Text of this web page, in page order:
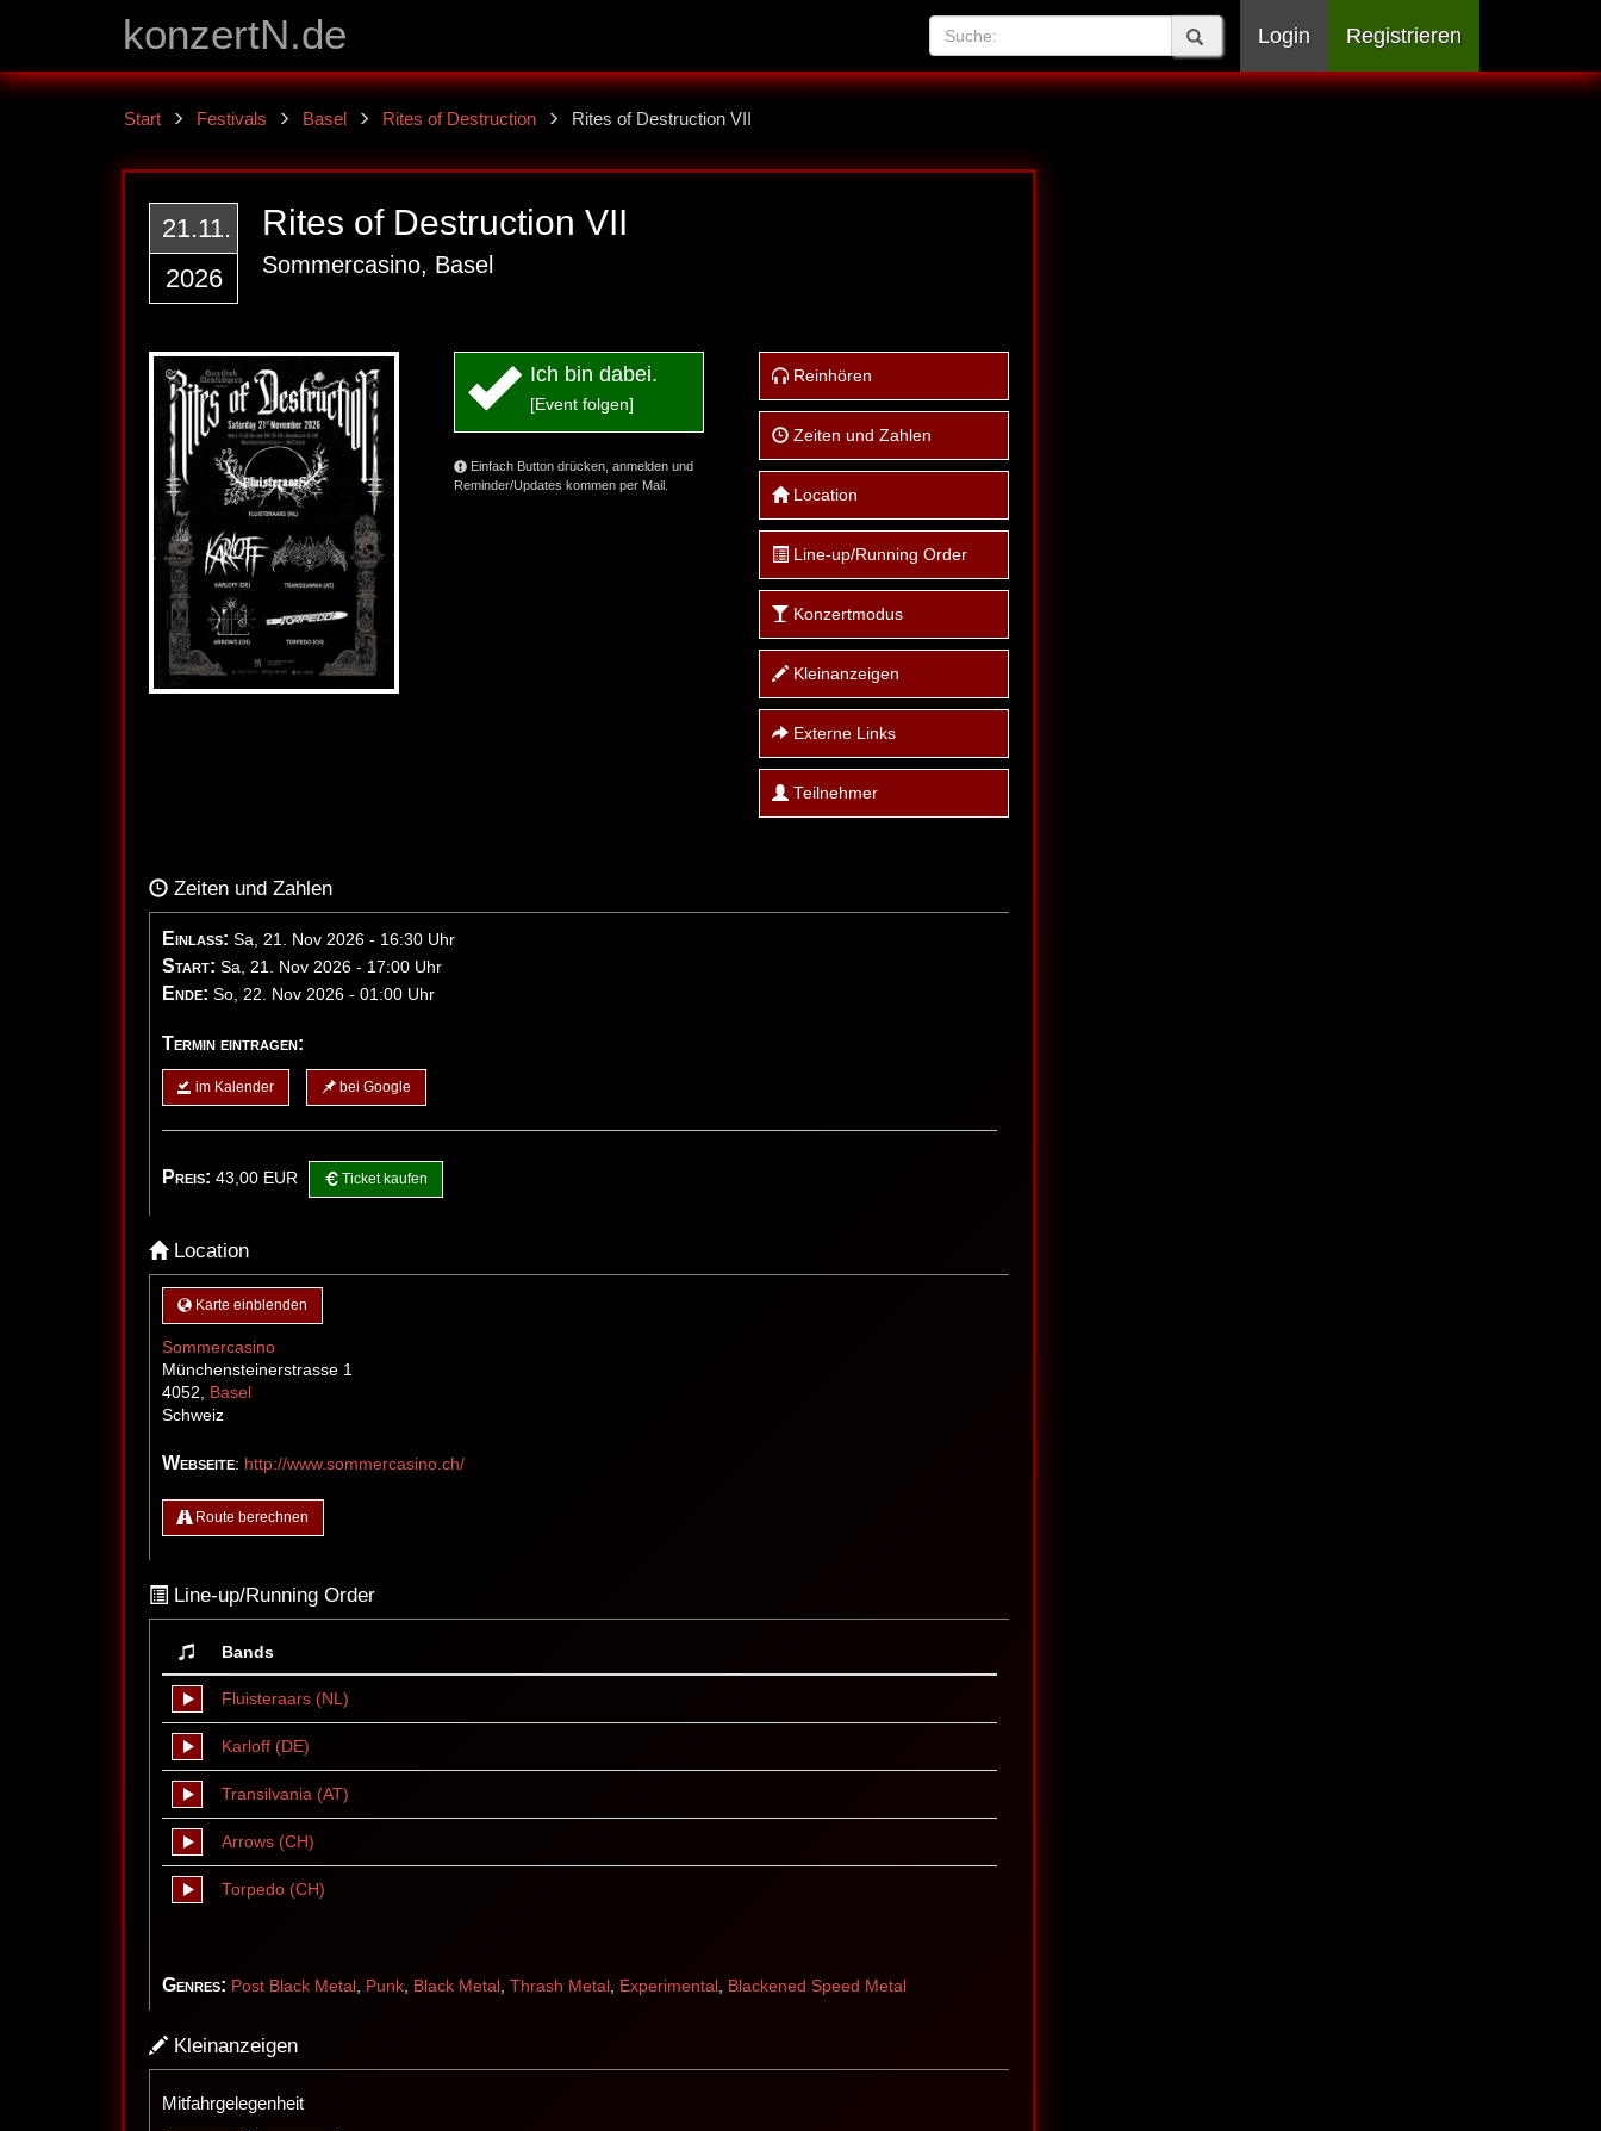
konzertN.de Login Registrieren
Start Festivals Basel Rites of Destruction Rites of Destruction VII
21.11.
2026
Rites of Destruction VII
Sommercasino, Basel
Ich bin dabei.
[Event folgen]
Einfach Button drücken, anmelden und
Reminder/Updates kommen per Mail.
Reinhören
Zeiten und Zahlen
Location
Line-up/Running Order
Konzertmodus
Kleinanzeigen
Externe Links
Teilnehmer
Zeiten und Zahlen
Einlass: Sa, 21. Nov 2026 - 16:30 Uhr
Start: Sa, 21. Nov 2026 - 17:00 Uhr
Ende: So, 22. Nov 2026 - 01:00 Uhr
Termin eintragen:
im Kalender bei Google
Preis: 43,00 EUR Ticket kaufen
Location
Karte einblenden
Sommercasino
Münchensteinerstrasse 1
4052, Basel
Schweiz
Webseite: http://www.sommercasino.ch/
Route berechnen
Line-up/Running Order
Bands
Fluisteraars (NL)
Karloff (DE)
Transilvania (AT)
Arrows (CH)
Torpedo (CH)
Genres: Post Black Metal , Punk, Black Metal , Thrash Metal , Experimental , Blackened Speed Metal
Kleinanzeigen
Mitfahrgelegenheit